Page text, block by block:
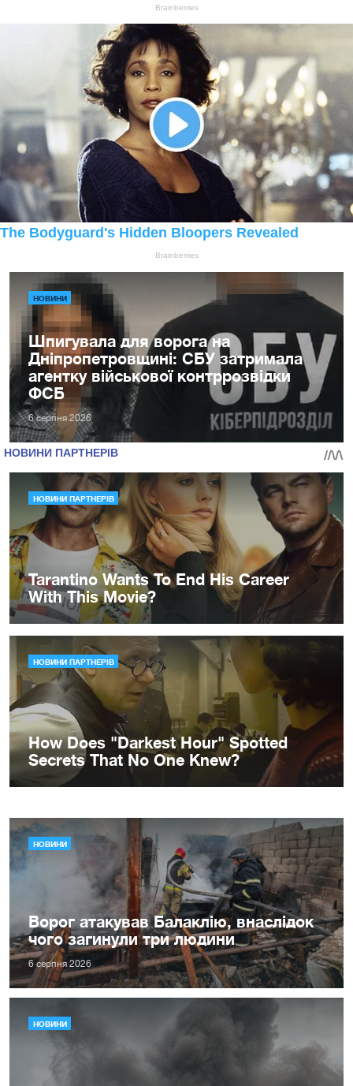
НОВИНИ
Шпигувала для ворога на
Дніпропетровщині: СБУ затримала
агентку військової контррозвідки
ФСБ
6 серпня 2026
НОВИНИ
Ворог атакував Балаклію, внаслідок
чого загинули три людини
6 серпня 2026
НОВИНИ